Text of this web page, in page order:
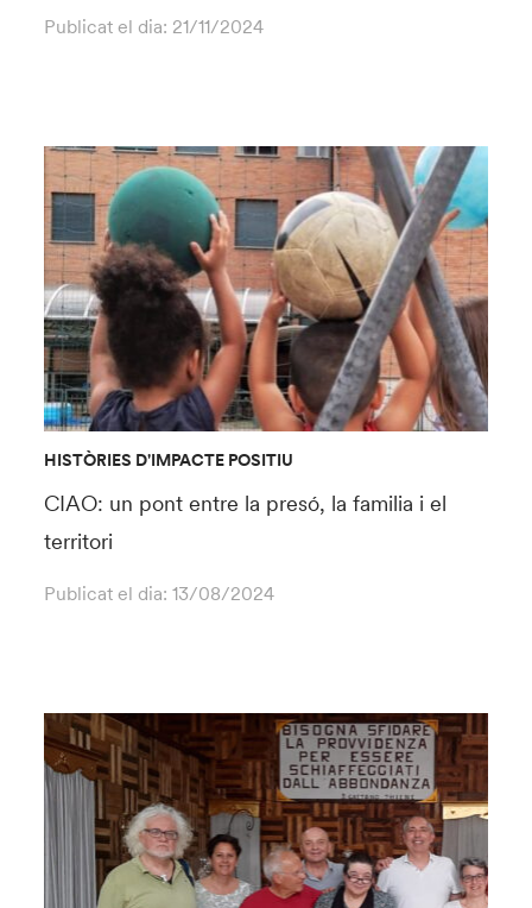
Publicat el dia: 21/11/2024
HISTÒRIES D'IMPACTE POSITIU
CIAO: un pont entre la presó, la familia i el
territori
Publicat el dia:13/08/2024